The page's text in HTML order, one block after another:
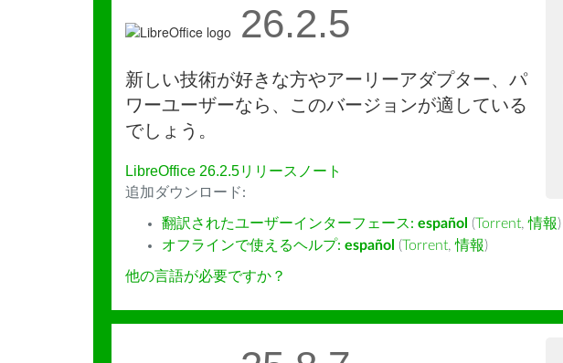
26.2.5
新しい技術が好きな方やアーリーアダプター、パ
ワーユーザーなら、このバージョンが適している
でしょう。
LibreOffice 26.2.5リリースノート
追加ダウンロード:
翻訳されたユーザーインターフェース: español (Torrent,情報)
オフラインで使えるヘルプ: español (Torrent,情報)
他の言語が必要ですか？